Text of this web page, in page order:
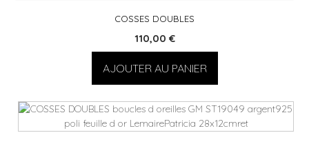
COSSES DOUBLES
110,00 €
AJOUTER AU PANIER